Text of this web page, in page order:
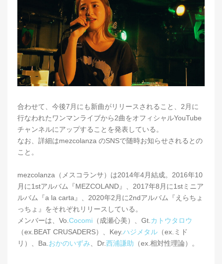
合わせて、今後7月にも新曲がリリースされること、2月に
行なわれたワンマンライブから2曲をオフィシャルYouTube
チャンネルにアップすることを発表している。
なお、詳細はmezcolanza のSNSで随時お知らせされるとの
こと。
mezcolanza（メスコランサ）は2014年4月結成。2016年10
月に1stアルバム『MEZCOLAND』、2017年8月に1stミニア
ルバム『a la carta』、2020年2月に2ndアルバム『えらちょ
っちょ』をそれぞれリリースしている。
メンバーは、Vo. Cocomi （成瀬心美）、Gt. カトウタロウ
（ex.BEAT CRUSADERS）、Key.ハジメタル （ex.ミド
リ）、Ba. おかのいずみ 、Dr.西浦謙助 （ex.相対性理論）。